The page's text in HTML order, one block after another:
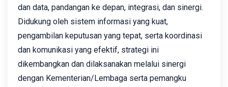
dan data, pandangan ke depan, integrasi, dan sinergi.
Didukung oleh sistem informasi yang kuat,
pengambilan keputusan yang tepat, serta koordinasi
dan komunikasi yang efektif, strategi ini
dikembangkan dan dilaksanakan melalui sinergi
dengan Kementerian/Lembaga serta pemangku